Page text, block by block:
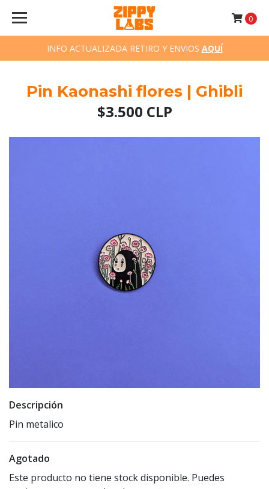
INFO ACTUALIZADA RETIRO Y ENVIOS AQUÍ
0
Pin Kaonashi flores | Ghibli
$3.500 CLP
Descripción
Pin metalico
Agotado
Este producto no tiene stock disponible. Puedes